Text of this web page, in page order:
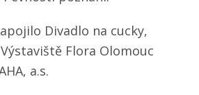
Divadlo na cucky,
Flora Olomouc
a.s.